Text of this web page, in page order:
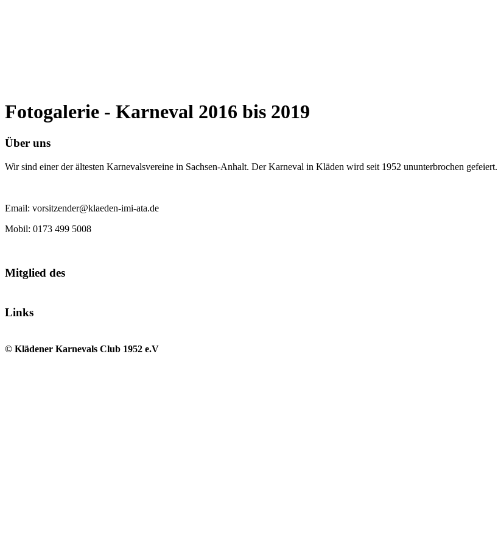
Fotogalerie - Karneval 2016 bis 2019
Über uns
Wir sind einer der ältesten Karnevalsvereine in Sachsen-Anhalt. Der Karneval in Kläden wird seit 1952 ununterbrochen
Email: vorsitzender@klaeden-imi-ata.de
Mobil: 0173 499 5008
Mitglied des
Links
© Klädener Karnevals Club 1952 e.V